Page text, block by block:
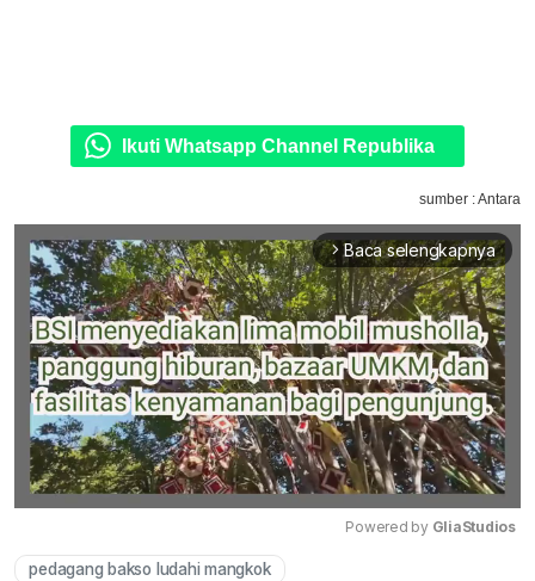
Ikuti Whatsapp Channel Republika
sumber : Antara
arrow_forward_ios Baca selengkapnya
Powered by GliaStudios
pedagang bakso ludahi mangkok